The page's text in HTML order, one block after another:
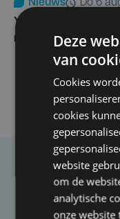
Nieuws
do 6
Yaro (19),
maandenlange
Heb je een
Deze
van
Cookies
cookies
website
om de
analytische
onze website